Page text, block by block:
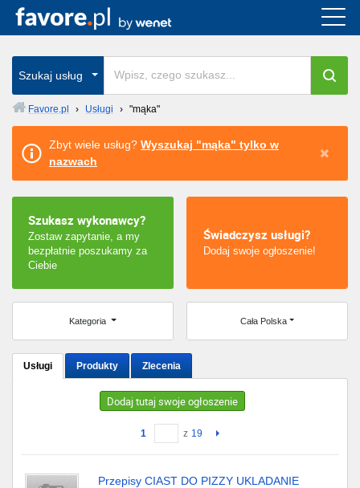
Szukaj usług
Favore.pl › Usługi › "mąka"
Zbyt wiele usług? Wyszukaj "mąka" tylko w
nazwach
Szukasz wykonawcy?
Zostaw zapytanie, a my
bezpłatnie poszukamy za
Ciebie
Świadczysz usługi?
Dodaj swoje ogłoszenie!
Kategoria Cała Polska
Usługi Produkty Zlecenia
Dodaj tutaj swoje ogłoszenie
1 z 19
Przepisy CIAST DO PIZZY UKLADANIE
Cała Polska
wszystkie w całym kraju
Warszawa
Wrocław
Poznań
Szczecin